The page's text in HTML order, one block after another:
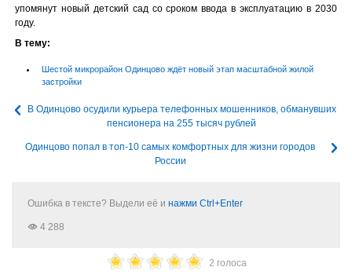
упомянут новый детский сад со сроком ввода в эксплуатацию в 2030
году.
В тему:
Шестой микрорайон Одинцово ждёт новый этап масштабной жилой
застройки
В Одинцово осудили курьера телефонных мошенников, обманувших
пенсионера на 255 тысяч рублей
Одинцово попал в топ-10 самых комфортных для жизни городов
России
Ошибка в тексте? Выдели её и нажми Ctrl+Enter
4 288
2 голоса